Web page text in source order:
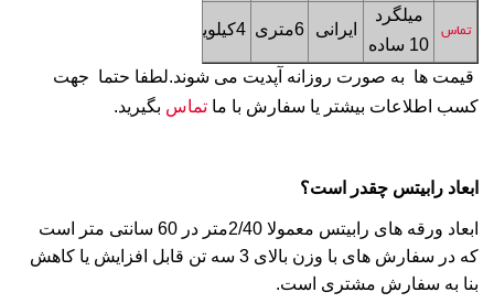
تماس
میلگرد
10 ساده
ایرانی 6متری 4کیلویی
قیمت ها به صورت روزانه آپدیت می شوند.لطفا حتما جهت
کسب اطلاعات بیشتر یا سفارش با ما تماس بگیرید.
ابعاد رابیتس چقدر است؟
ابعاد ورقه های رابیتس
معمولا 2/40متر در 60 سانتی متر است
که در سفارش های با وزن بالای 3 سه تن قابل افزایش یا کاهش
بنا به سفارش مشتری است.